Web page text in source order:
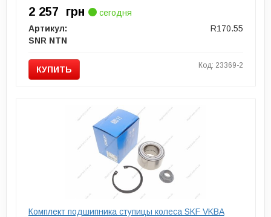
2 257 грн
сегодня
Артикул:
R170.55
SNR NTN
КУПИТЬ Код: 23369-2
Комплект подшипника ступицы колеса SKF VKBA